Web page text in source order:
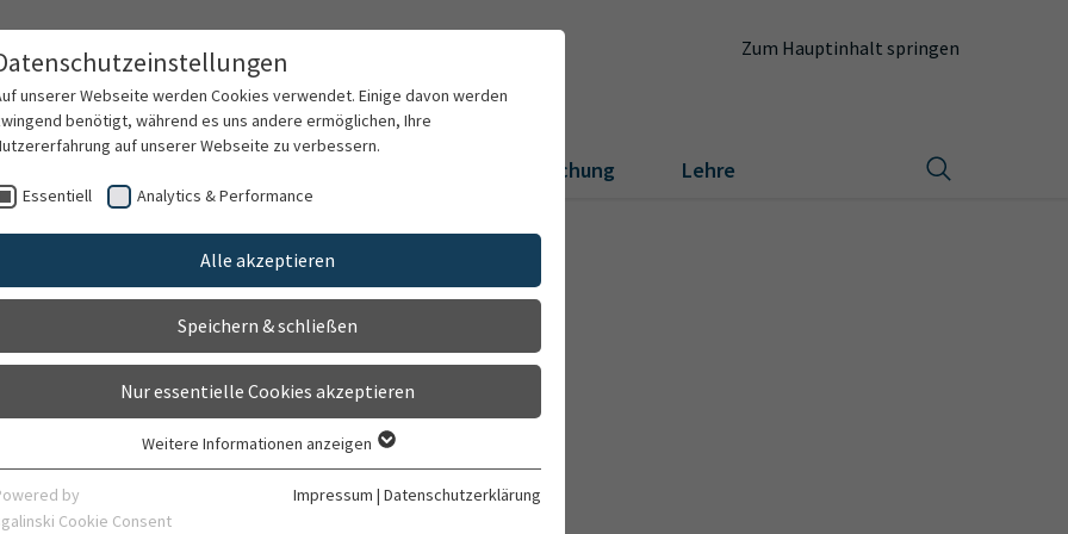
Zum Hauptinhalt springen
Forschung Lehre
Die Aufnahme
Aufnahme
Dinge:
unserer Webseite werden Cookies verwendet. Einige davon werden
benötigt, während es uns andere ermöglichen, Ihre
auf unserer Webseite zu verbessern.
Essentiell Analytics & Performance
Alle akzeptieren
Speichern & schließen
Nur essentielle Cookies akzeptieren
Essentielle Cookies werden für grundlegende Funktionen der Webseite
benötigt. Dadurch ist gewährleistet, dass die Webseite einwandfrei
Weitere Informationen anzeigen
by
Cookie Consent
Impressum | Datenschutzerklärung